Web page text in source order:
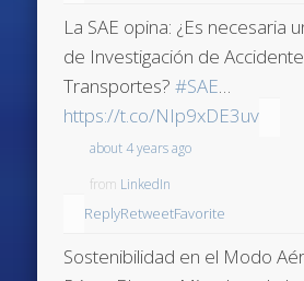
La SAE opina: ¿Es necesaria
de Investigación de
Transportes?#SAE…
https://t.co/NIp9xDE3uv
about 4 years ago
from LinkedIn
ReplyRetweetFavorite
Sostenibilidad en el Modo